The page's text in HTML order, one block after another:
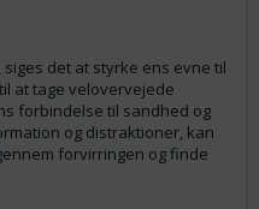
det at styrke ens evne til
at tage velovervejede
forbindelse til sandhed og
og distraktioner, kan
forvirringen og finde